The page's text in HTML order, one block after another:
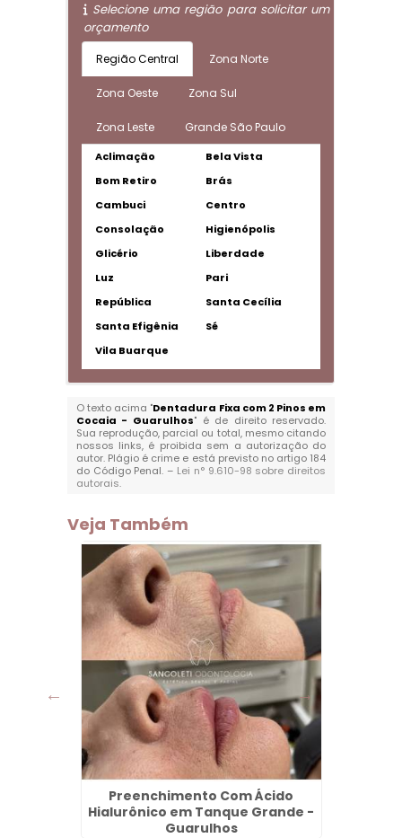
Selecione uma região para solicitar um
orçamento
Região Central Zona Norte
Zona Oeste Zona Sul
Zona Leste Grande São Paulo
Aclimação
Bela Vista
Bom Retiro
Brás
Cambuci
Centro
Consolação
Higienópolis
Glicério
Liberdade
Luz
Pari
República
Santa Cecília
Santa Efigênia
Sé
Vila Buarque
O texto acima "Dentadura Fixa com 2 Pinos em
Cocaia - Guarulhos" é de direito reservado.
Sua reprodução, parcial ou total, mesmo citando
nossos links, é proibida sem a autorização do
autor. Plágio é crime e está previsto no artigo 184
do Código Penal. – Lei n° 9.610-98 sobre direitos
autorais.
Veja Também
Preenchimento Com Ácido
Hialurônico em Tanque Grande -
Guarulhos